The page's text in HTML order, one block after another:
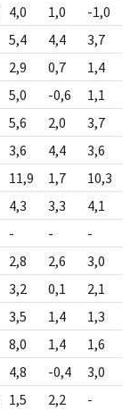
4,0 1,0 -1,0
5,4 4,4 3,7
2,9 0,7 1,4
5,0 -0,6 1,1
5,6 2,0 3,7
3,6 4,4 3,6
11,9 1,7 10,3
4,3 3,3 4,1
- - -
2,8 2,6 3,0
3,2 0,1 2,1
3,5 1,4 1,3
8,0 1,4 1,6
4,8 -0,4 3,0
1,5 2,2 -